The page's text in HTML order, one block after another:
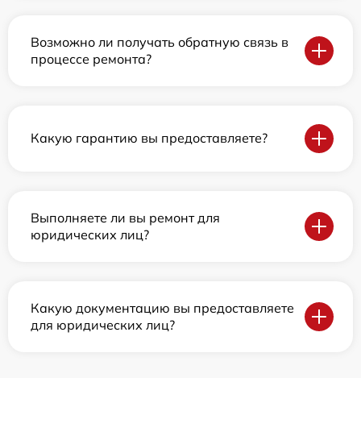
Возможно ли получать обратную связь в
процессе ремонта?
Какую гарантию вы предоставляете?
Выполняете ли вы ремонт для
юридических лиц?
Какую документацию вы предоставляете
для юридических лиц?